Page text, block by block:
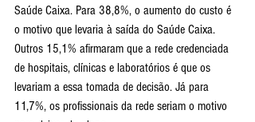
Saúde Caixa. Para 38,8%, o aumento do custo é
o motivo que levaria à saída do Saúde Caixa.
Outros 15,1% afirmaram que a rede credenciada
de hospitais, clínicas e laboratórios é que os
levariam a essa tomada de decisão. Já para
11,7%, os profissionais da rede seriam o motivo